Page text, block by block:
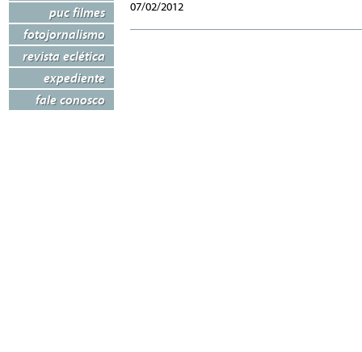
puc filmes
fotojornalismo
revista eclética
expediente
fale conosco
07/02/2012